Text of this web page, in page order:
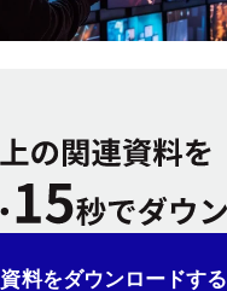
資料をダウンロードする